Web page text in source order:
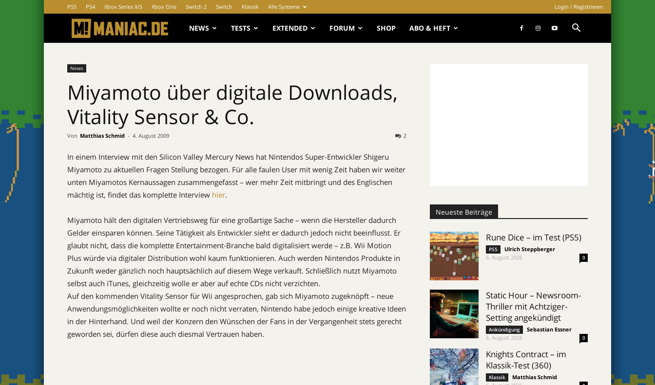
PS5 PS4 Xbox Series X/S Xbox One Switch 2 Switch Klassik Alle Systeme Login / Registrieren
MANIAC.de
NEWS TESTS EXTENDED FORUM SHOP ABO & HEFT
News
Miyamoto über digitale Downloads,
Vitality Sensor & Co.
Von Matthias Schmid - 4. August 2009 2
In einem Interview mit den Silicon Valley Mercury News hat Nintendos Super-Entwickler Shigeru
Miyamoto zu aktuellen Fragen Stellung bezogen. Für alle faulen User mit wenig Zeit haben wir weiter
unten Miyamotos Kernaussagen zusammengefasst – wer mehr Zeit mitbringt und des Englischen
mächtig ist, findet das komplette Interview hier.
Miyamoto hält den digitalen Vertriebsweg für eine großartige Sache – wenn die Hersteller dadurch
Gelder einsparen können. Seine Tätigkeit als Entwickler sieht er dadurch jedoch nicht beeinflusst. Er
glaubt nicht, dass die komplette Entertainment-Branche bald digitalisiert werde – z.B. Wii Motion
Plus würde via digitaler Distribution wohl kaum funktionieren. Auch werden Nintendos Produkte in
Zukunft weder gänzlich noch hauptsächlich auf diesem Wege verkauft. Schließlich nutzt Miyamoto
selbst auch iTunes, gleichzeitig wolle er aber auf echte CDs nicht verzichten.
Auf den kommenden Vitality Sensor für Wii angesprochen, gab sich Miyamoto zugeknöpft – neue
Anwendungsmöglichkeiten wollte er noch nicht verraten, Nintendo habe jedoch einige kreative Ideen
in der Hinterhand. Und weil der Konzern den Wünschen der Fans in der Vergangenheit stets gerecht
geworden sei, dürfen diese auch diesmal Vertrauen haben.
Neueste Beiträge
Rune Dice – im Test (PS5)
PS5 Ulrich Steppberger
6. August 2026
0
Static Hour – Newsroom-
Thriller mit Achtziger-
Setting angekündigt
Ankündigung Sebastian Essner
6. August 2026
0
Knights Contract – im
Klassik-Test (360)
Klassik Matthias Schmid